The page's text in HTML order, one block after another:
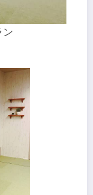
ン